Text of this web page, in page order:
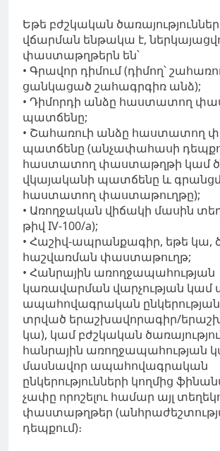
Եթե բժշկական
վճարման ենթակա է,
փաստաթղթերն են՝
• Գրավոր դիմում (դիմող՝
ցանկացած շահագրգիռ անձ);
• ​​Դիմորդի անձը հաստատող
պատճենը;
• Շահառուի անձը հաստատող
պատճենը (անչափահասի
հաստատող փաստաթղթի կամ
վկայականի պատճենը և
հաստատող փաստաթուղթը);
• Առողջական վիճակի մասին
թիվ IV-100/a);
• Հաշիվ-ապրանքագիր, եթե կա,
հաշվառման փաստաթուղթ;
• Հանրային առողջապահության
կառավարման վարչության կամ
ապահովագրական ընկերության
տրված երաշխավորագիր/
կա), կամ բժշկական
հանրային առողջապահության
մասնավոր ապահովագրական
ընկերությունների կողմից
չափը որոշելու համար այլ
փաստաթղթեր
դեպքում)։